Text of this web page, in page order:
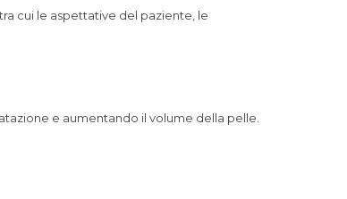
cui le aspettative del paziente, le
e aumentando il volume della pelle.